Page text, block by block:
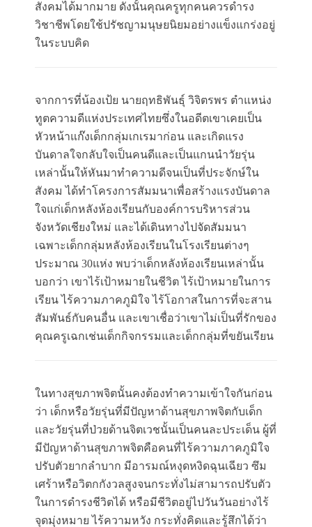
สังคมได้มากมาย ดังนั้นคุณครูทุกคนควรดำรง
วิชาชีพโดยใช้ปรัชญามนุษยนิยมอย่างแข็งแกร่งอยู่
ในระบบคิด
จากการที่น้องเป้ย นายฤทธิพันธุ์ วิจิตรพร ตำแหน่ง
ทูตความดีแห่งประเทศไทยซึ่งในอดีตเขาเคยเป็น
หัวหน้าแก๊งเด็กกลุ่มเกเรมาก่อน และเกิดแรง
บันดาลใจกลับใจเป็นคนดีและเป็นแกนนำวัยรุ่น
เหล่านั้นให้หันมาทำความดีจนเป็นที่ประจักษ์ใน
สังคม ได้ทำโครงการสัมมนาเพื่อสร้างแรงบันดาล
ใจแก่เด็กหลังห้องเรียนกับองค์การบริหารส่วน
จังหวัดเชียงใหม่ และได้เดินทางไปจัดสัมมนา
เฉพาะเด็กกลุ่มหลังห้องเรียนในโรงเรียนต่างๆ
ประมาณ 30แห่ง พบว่าเด็กหลังห้องเรียนเหล่านั้น
บอกว่า เขาไร้เป้าหมายในชีวิต ไร้เป้าหมายในการ
เรียน ไร้ความภาคภูมิใจ ไร้โอกาสในการที่จะสาน
สัมพันธ์กับคนอื่น และเขาเชื่อว่าเขาไม่เป็นที่รักของ
คุณครูเฉกเช่นเด็กกิจกรรมและเด็กกลุ่มที่ขยันเรียน
ในทางสุขภาพจิตนั้นคงต้องทำความเข้าใจกันก่อน
ว่า เด็กหรือวัยรุ่นที่มีปัญหาด้านสุขภาพจิตกับเด็ก
และวัยรุ่นที่ป่วยด้านจิตเวชนั้นเป็นคนละประเด็น ผู้ที่
มีปัญหาด้านสุขภาพจิตคือคนที่ไร้ความภาคภูมิใจ
ปรับตัวยากลำบาก มีอารมณ์หงุดหงิดฉุนเฉียว ซึม
เศร้าหรือวิตกกังวลสูงจนกระทั่งไม่สามารถปรับตัว
ในการดำรงชีวิตได้ หรือมีชีวิตอยู่ไปวันวันอย่างไร้
จุดมุ่งหมาย ไร้ความหวัง กระทั่งคิดและรู้สึกได้ว่า